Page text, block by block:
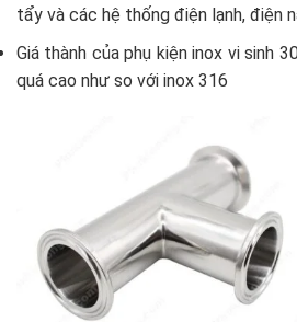
tẩy và các hệ thống điện lạnh, điện
Giá thành của phụ kiện inox vi sinh
quá cao như so với inox 316